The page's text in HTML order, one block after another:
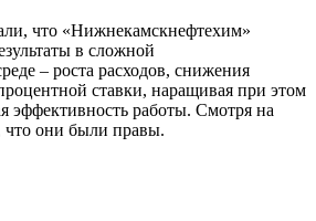
что «Нижнекамскнефтехим»
в сложной
– роста расходов, снижения
ставки, наращивая при этом
эффективность работы. Смотря на
они были правы.